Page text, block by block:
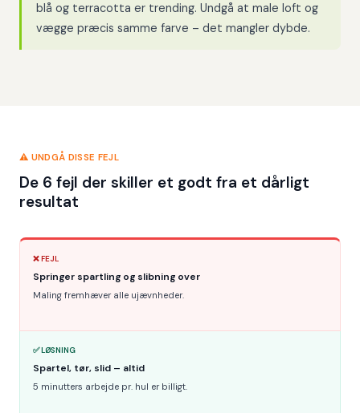
blå og terracotta er trending. Undgå at male loft og
vægge præcis samme farve – det mangler dybde.
⚠️ UNDGÅ DISSE FEJL
De 6 fejl der skiller et godt fra et dårligt
resultat
❌ FEJL
Springer spartling og slibning over
Maling fremhæver alle ujævnheder.
✅ LØSNING
Spartel, tør, slid – altid
5 minutters arbejde pr. hul er billigt.